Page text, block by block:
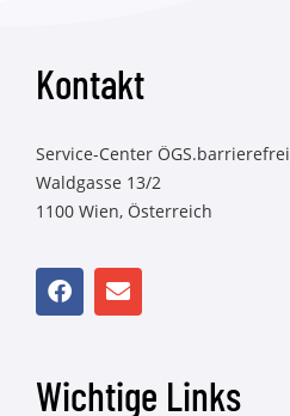
Kontakt
Service-Center ÖGS.barrierefrei
Waldgasse 13/2
1100 Wien, Österreich
Wichtige Links